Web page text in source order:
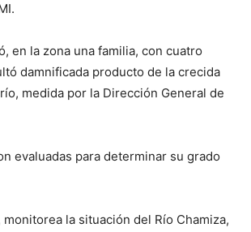
en la zona una familia, con cuatro
damnificada producto de la crecida
medida por la Dirección General de
evaluadas para determinar su grado
monitorea la situación del Río Chamiza,